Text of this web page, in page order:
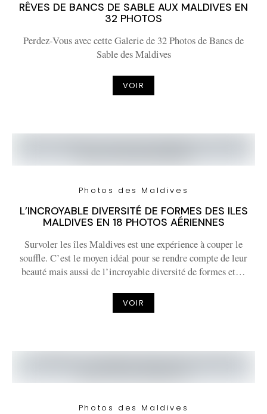
RÊVES DE BANCS DE SABLE AUX MALDIVES EN
32 PHOTOS
Perdez-Vous avec cette Galerie de 32 Photos de Bancs de
Sable des Maldives
VOIR
Photos des Maldives
L’INCROYABLE DIVERSITÉ DE FORMES DES ILES
MALDIVES EN 18 PHOTOS AÉRIENNES
Survoler les îles Maldives est une expérience à couper le
souffle. C’est le moyen idéal pour se rendre compte de leur
beauté mais aussi de l’incroyable diversité de formes et…
VOIR
Photos des Maldives